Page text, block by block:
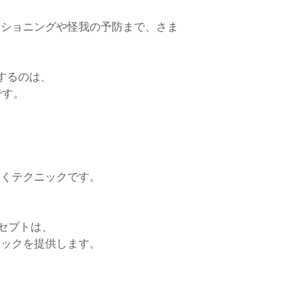
ョニングや怪我の予防まで、さま
のは、
。
テクニックです。
プトは、
クを提供します。